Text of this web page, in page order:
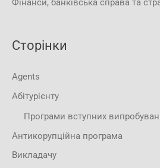
Фінанси, банківська справа та
Сторінки
Agents
Абітурієнту
Програми вступних
Антикорупційна програма
Викладачу